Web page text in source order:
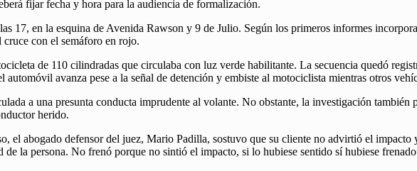
fijar fecha y hora para la audiencia de formalización.
17, en la esquina de Avenida Rawson y 9 de Julio. Según los primeros informes
cruce con el semáforo en rojo.
de 110 cilindradas que circulaba con luz verde habilitante. La secuencia quedó
automóvil avanza pese a la señal de detención y embiste al motociclista mientras otros
a una presunta conducta imprudente al volante. No obstante, la investigación
herido.
el abogado defensor del juez, Mario Padilla, sostuvo que su cliente no advirtió el
la persona. No frenó porque no sintió el impacto, si lo hubiese sentido sí hubiese